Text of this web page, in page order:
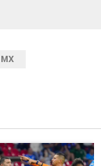
un detalle clave
de tendencia con el